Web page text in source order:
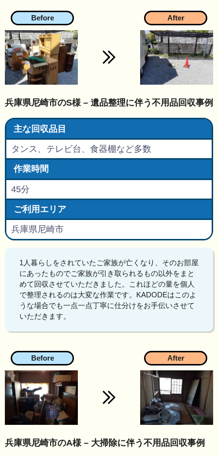
兵庫県尼崎市のS様 – 遺品整理に伴う不用品回収事例
1人暮らしをされていたご家族が亡くなり、そのお部屋
にあったものでご家族が引き取られるもの以外をまと
めて回収させていただきました。これほどの量を個人
で整理されるのは大変な作業です。KADODEはこのよ
うな場合でも一点一点丁寧に仕分けをお手伝いさせて
いただきます。
主な回収品目
タンス、テレビ台、食器棚など多数
作業時間
45分
ご利用エリア
兵庫県尼崎市
兵庫県尼崎市のA様 – 大掃除に伴う不用品回収事例